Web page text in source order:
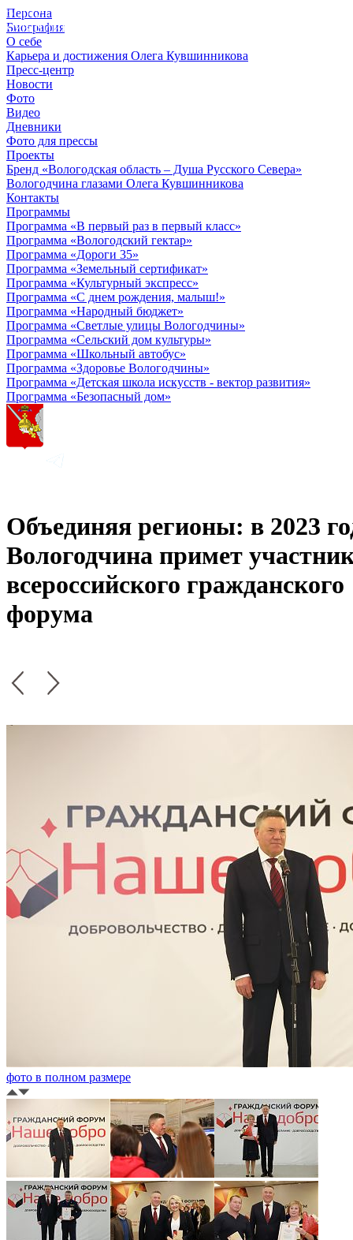
Персона
Биография
О себе
Карьера и достижения Олега Кувшинникова
Пресс-центр
Новости
Фото
Видео
Дневники
Фото для прессы
Проекты
Бренд «Вологодская область – Душа Русского Севера»
Вологодчина глазами Олега Кувшинникова
Контакты
Программы
Программа «В первый раз в первый класс»
Программа «Вологодский гектар»
Программа «Дороги 35»
Программа «Земельный сертификат»
Программа «Культурный экспресс»
Программа «С днем рождения, малыш!»
Программа «Народный бюджет»
Программа «Светлые улицы Вологодчины»
Программа «Сельский дом культуры»
Программа «Школьный автобус»
Программа «Здоровье Вологодчины»
Программа «Детская школа искусств - вектор развития»
Программа «Безопасный дом»
Объединяя регионы: в 2023
Вологодчина примет
всероссийского гражданского
форума
фото в полном размере
© 2012 - 2023,
КУВШИННИКОВ О.А.